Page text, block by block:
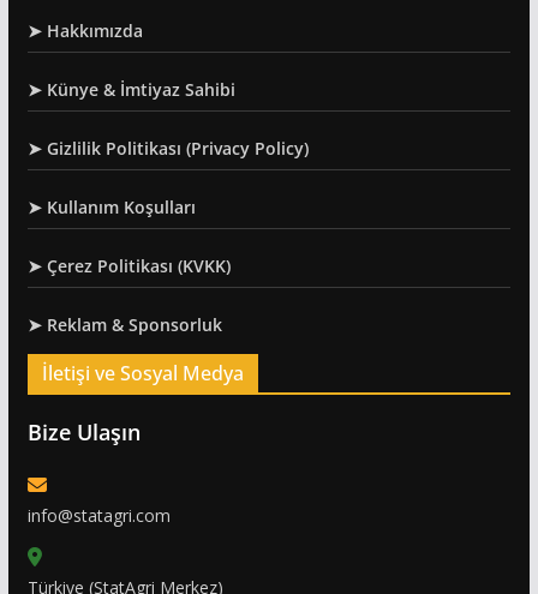
➤ Hakkımızda
➤ Künye & İmtiyaz Sahibi
➤ Gizlilik Politikası (Privacy Policy)
➤ Kullanım Koşulları
➤ Çerez Politikası (KVKK)
➤ Reklam & Sponsorluk
İletişi ve Sosyal Medya
Bize Ulaşın
info@statagri.com
Türkiye (StatAgri Merkez)